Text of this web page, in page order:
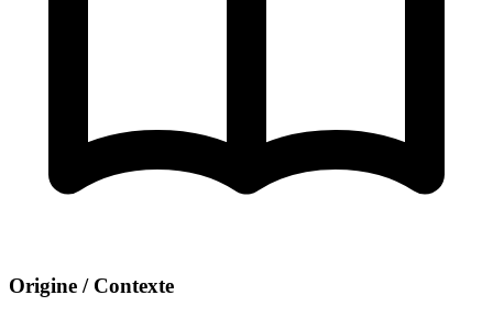
Origine / Contexte